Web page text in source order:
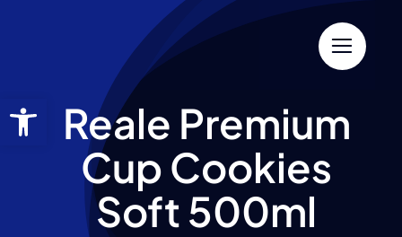
Reale Premium
Cup Cookies
Soft 500ml